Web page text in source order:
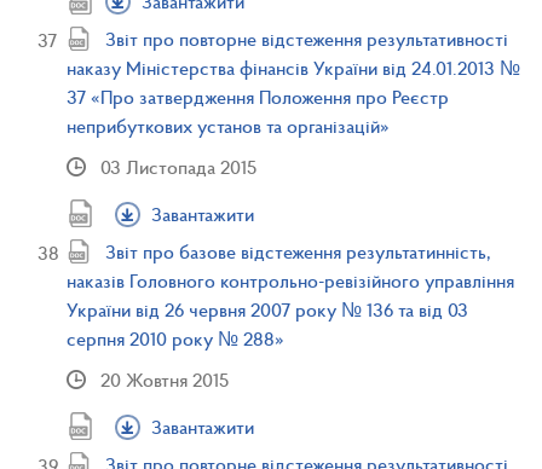
Звіт про повторне відстеження результативності
наказу Міністерства фінансів України від 24.01.2013 №
37 «Про затвердження Положення про Реєстр
неприбуткових установ та організацій»
03 Листопада 2015
Завантажити
Звіт про базове відстеження результатинність,
наказів Головного контрольно-ревізійного управління
України від 26 червня 2007 року № 136 та від 03
серпня 2010 року № 288»
20 Жовтня 2015
Завантажити
Звіт про повторне відстеження результативності